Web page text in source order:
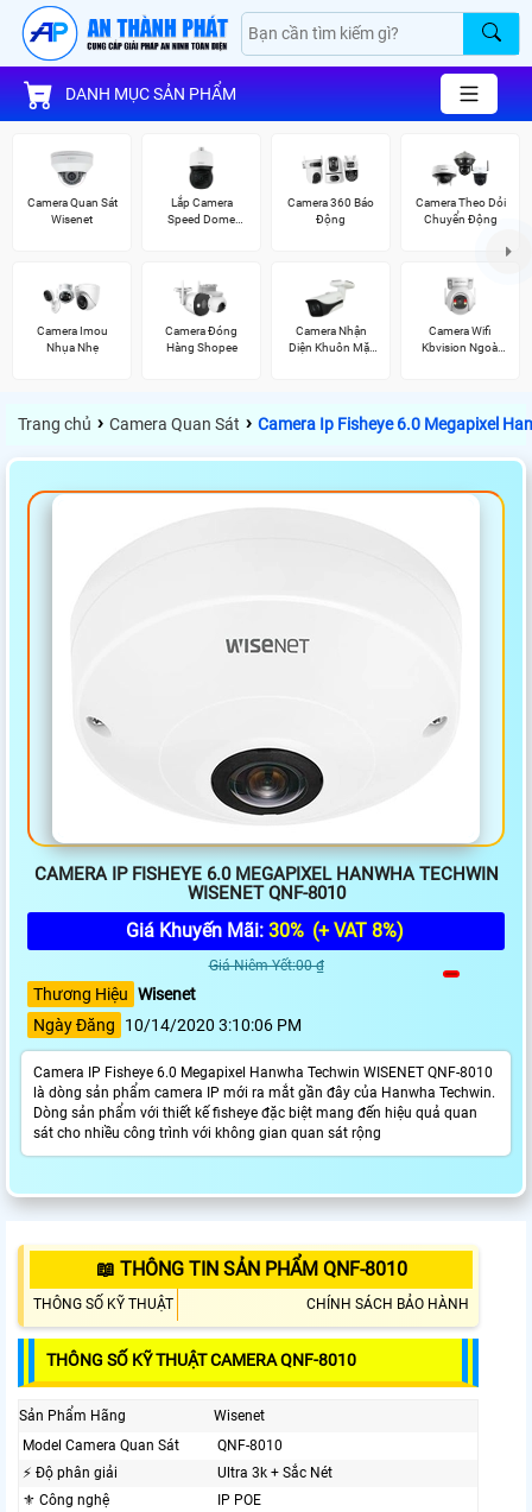
DANH MỤC SẢN PHẨM
Camera Quan Sát
Wisenet
Lắp Camera
Speed Dome
Camera 360 Báo
Động
Camera Theo Dỏi
Chuyển Động
Camera Imou
Nhụa Nhẹ
Camera Đóng
Hàng Shopee
Camera Nhận
Diện Khuôn Mặt
Camera Wifi
Kbvision Ngoài
Trang chủ › Camera Quan Sát › Camera Ip Fisheye 6.0 Megapixel
CAMERA IP FISHEYE 6.0 MEGAPIXEL HANWHA TECHWIN
WISENET QNF-8010
Giá Khuyến Mãi: 30% (+ VAT 8%)
Giá Niêm Yết:00 ₫
Thương Hiệu Wisenet
Ngày Đăng
10/14/2020 3:10:06 PM
Camera IP Fisheye 6.0 Megapixel Hanwha Techwin WISENET QNF-8010
là dòng sản phẩm camera IP mới ra mắt gần đây của Hanwha Techwin.
Dòng sản phẩm với thiết kế fisheye đặc biệt mang đến hiệu quả quan
sát cho nhiều công trình với không gian quan sát rộng
📖 THÔNG TIN SẢN PHẨM QNF-8010
THÔNG SỐ KỸ THUẬT CHÍNH SÁCH BẢO HÀNH
THÔNG SỐ KỸ THUẬT CAMERA QNF-8010
Sản Phẩm Hãng
Wisenet
Model Camera Quan Sát
QNF-8010
️⚡ Độ phân giải
Ultra 3k + Sắc Nét
⚜️ Công nghệ
IP POE